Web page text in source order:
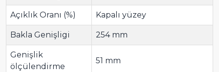
Açıklık Oranı (%) Kapalı yüzey
Bakla Genişligi 254 mm
Genişlik
ölçülendirme
51 mm